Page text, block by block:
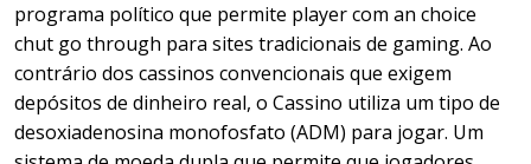
programa político que permite player com an choice
chut go through para sites tradicionais de gaming. Ao
contrário dos cassinos convencionais que exigem
depósitos de dinheiro real, o Cassino utiliza um tipo de
desoxiadenosina monofosfato (ADM) para jogar. Um